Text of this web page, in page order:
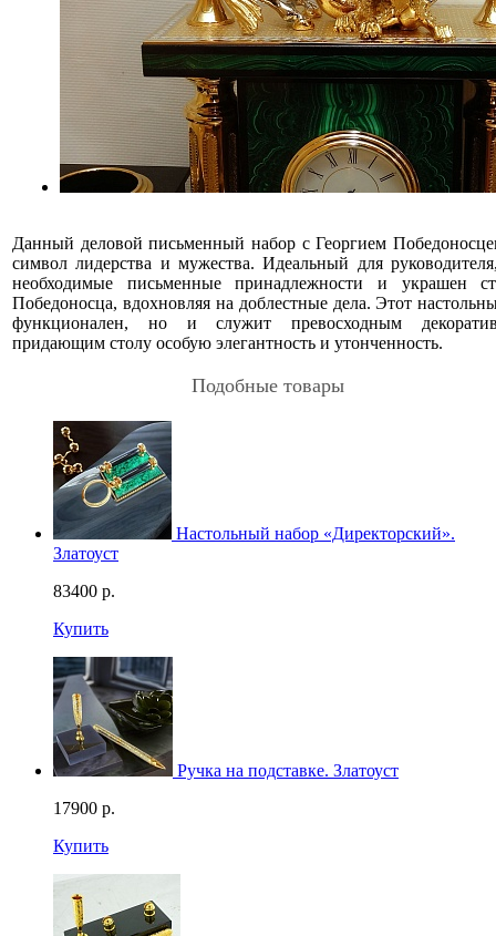
Данный деловой письменный набор с Георгием
символ лидерства и мужества. Идеальный для
необходимые письменные принадлежности и украшен
Победоносца, вдохновляя на доблестные дела. Этот
функционален, но и служит превосходным
придающим столу особую элегантность и утонченность.
Подобные товары
Настольный набор «Директорский».
Златоуст
83400 р.
Купить
Ручка на подставке. Златоуст
17900 р.
Купить